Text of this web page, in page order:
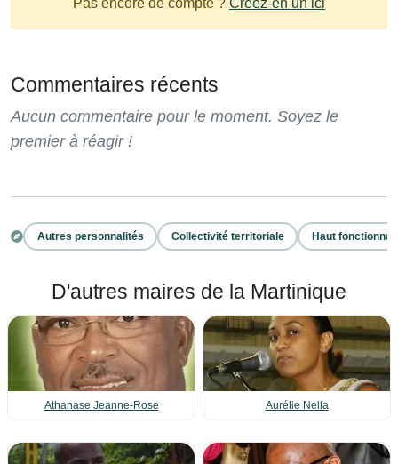
Pas encore de compte ? Créez-en un ici
Commentaires récents
Aucun commentaire pour le moment. Soyez le
premier à réagir !
Autres personnalités Collectivité territoriale Haut
D'autres maires de la Martinique
Athanase Jeanne-Rose Aurélie Nella